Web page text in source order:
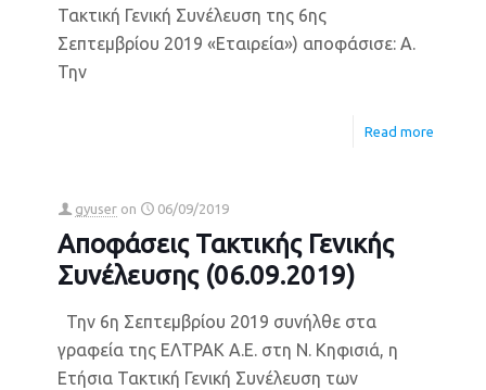
Τακτική Γενική Συνέλευση της 6ης
Σεπτεμβρίου 2019 «Εταιρεία») αποφάσισε: Α.
Την
Read more
gyuser on 06/09/2019
Αποφάσεις Τακτικής Γενικής
Συνέλευσης (06.09.2019)
Την 6η Σεπτεμβρίου 2019 συνήλθε στα
γραφεία της ΕΛΤΡΑΚ Α.Ε. στη Ν. Κηφισιά, η
Ετήσια Τακτική Γενική Συνέλευση των